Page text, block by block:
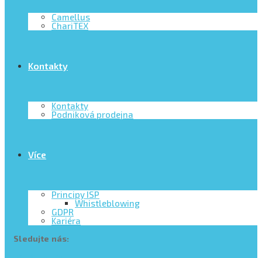
Camellus
ChariTEX
Kontakty
Kontakty
Podniková prodejna
Více
Principy ISP
Whistleblowing
GDPR
Kariéra
Sledujte nás: